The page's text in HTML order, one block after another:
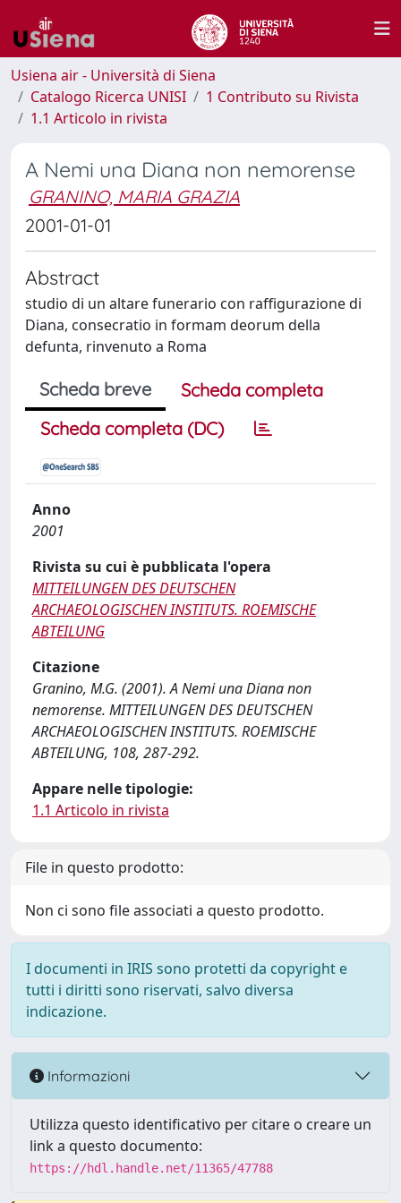
Usiena air - Università di Siena
Catalogo Ricerca UNISI
1 Contributo su Rivista
1.1 Articolo in rivista
A Nemi una Diana non nemorense
GRANINO, MARIA GRAZIA
2001-01-01
Abstract
studio di un altare funerario con raffigurazione di
Diana, consecratio in formam deorum della
defunta, rinvenuto a Roma
Scheda breve
Scheda completa
Scheda completa (DC)
Anno
2001
Rivista su cui è pubblicata l'opera
MITTEILUNGEN DES DEUTSCHEN
ARCHAEOLOGISCHEN INSTITUTS. ROEMISCHE
ABTEILUNG
Citazione
Granino, M.G. (2001). A Nemi una Diana non
nemorense. MITTEILUNGEN DES DEUTSCHEN
ARCHAEOLOGISCHEN INSTITUTS. ROEMISCHE
ABTEILUNG, 108, 287-292.
Appare nelle tipologie:
1.1 Articolo in rivista
File in questo prodotto:
Non ci sono file associati a questo prodotto.
I documenti in IRIS sono protetti da copyright e
tutti i diritti sono riservati, salvo diversa
indicazione.
Informazioni
Utilizza questo identificativo per citare o creare un
link a questo documento:
https://hdl.handle.net/11365/47788